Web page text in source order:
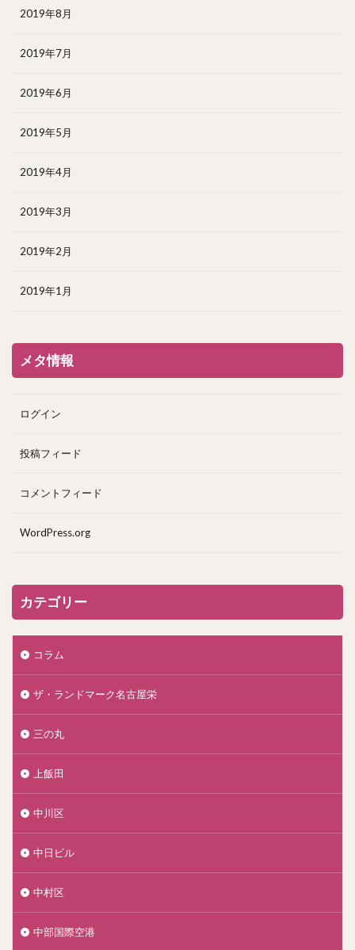
2019年8月
2019年7月
2019年6月
2019年5月
2019年4月
2019年3月
2019年2月
2019年1月
メタ情報
ログイン
投稿フィード
コメントフィード
WordPress.org
カテゴリー
コラム
ザ・ランドマーク名古屋栄
三の丸
上飯田
中川区
中日ビル
中村区
中部国際空港